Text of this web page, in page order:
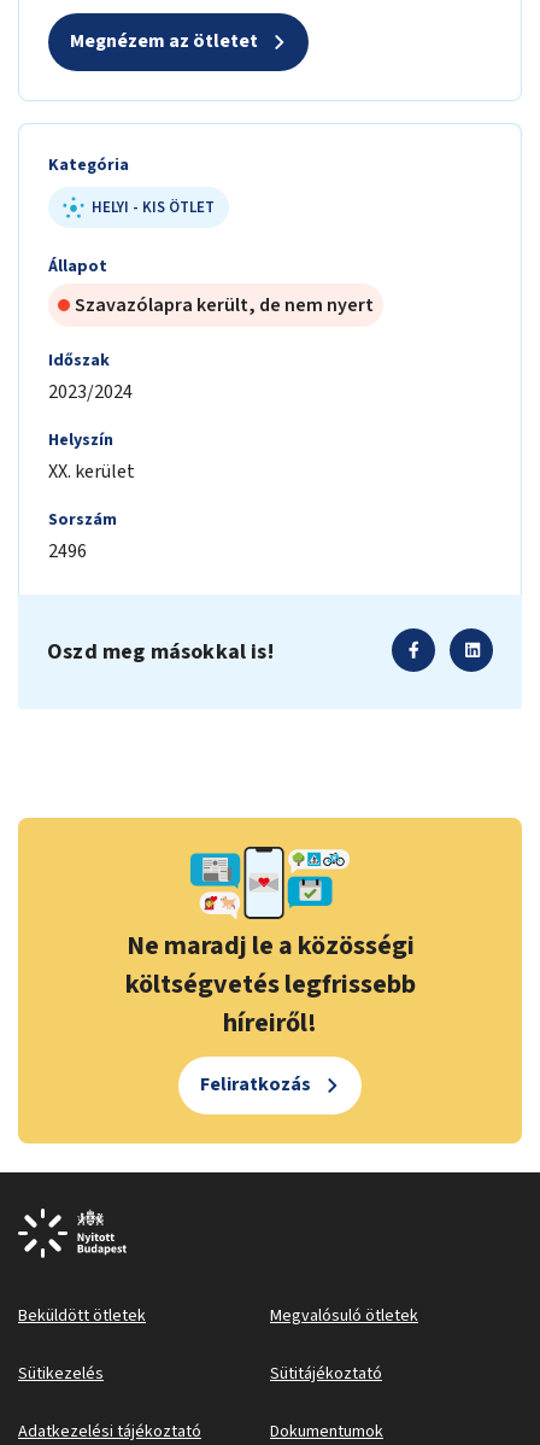
Megnézem az ötletet
Kategória
HELYI - KIS ÖTLET
Állapot
Szavazólapra került, de nem nyert
Időszak
2023/2024
Helyszín
XX. kerület
Sorszám
2496
Oszd meg másokkal is!
Ne maradj le a közösségi
költségvetés legfrissebb
híreiről!
Feliratkozás
Beküldött ötletek Megvalósuló ötletek
Sütikezelés Sütitájékoztató
Adatkezelési tájékoztató Dokumentumok